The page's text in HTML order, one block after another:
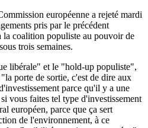
européenne a rejeté mardi
pris par le précédent
la coalition populiste au pouvoir de
trois semaines.
libérale" et le "hold-up populiste",
porte de sortie, c'est de dire aux
parce qu'il y a une
vous faites tel type d'investissement
européen, parce que ça sert
de l'environnement, à ce